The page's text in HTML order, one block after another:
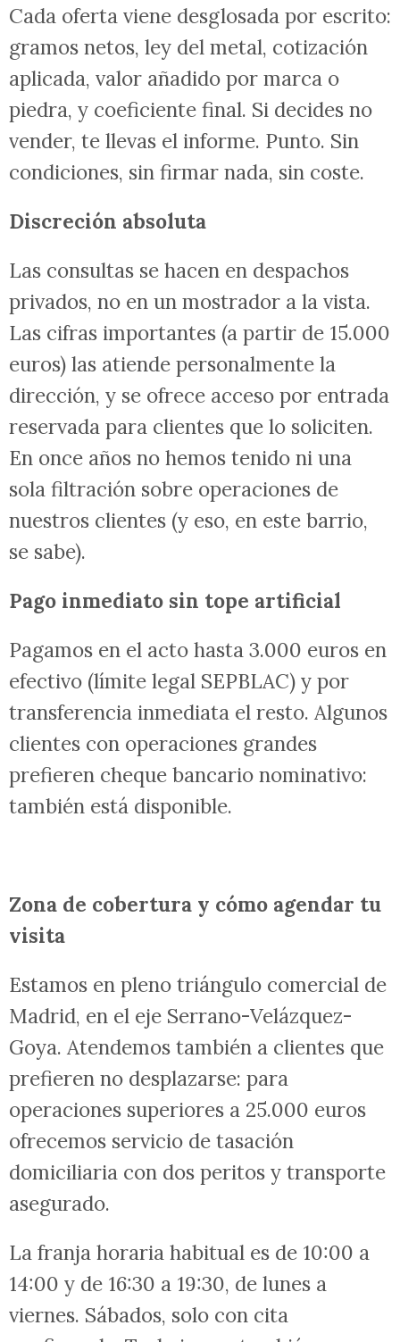
Cada oferta viene desglosada por escrito:
gramos netos, ley del metal, cotización
aplicada, valor añadido por marca o
piedra, y coeficiente final. Si decides no
vender, te llevas el informe. Punto. Sin
condiciones, sin firmar nada, sin coste.
Discreción absoluta
Las consultas se hacen en despachos
privados, no en un mostrador a la vista.
Las cifras importantes (a partir de 15.000
euros) las atiende personalmente la
dirección, y se ofrece acceso por entrada
reservada para clientes que lo soliciten.
En once años no hemos tenido ni una
sola filtración sobre operaciones de
nuestros clientes (y eso, en este barrio,
se sabe).
Pago inmediato sin tope artificial
Pagamos en el acto hasta 3.000 euros en
efectivo (límite legal SEPBLAC) y por
transferencia inmediata el resto. Algunos
clientes con operaciones grandes
prefieren cheque bancario nominativo:
también está disponible.
Zona de cobertura y cómo agendar tu
visita
Estamos en pleno triángulo comercial de
Madrid, en el eje Serrano-Velázquez-
Goya. Atendemos también a clientes que
prefieren no desplazarse: para
operaciones superiores a 25.000 euros
ofrecemos servicio de tasación
domiciliaria con dos peritos y transporte
asegurado.
La franja horaria habitual es de 10:00 a
14:00 y de 16:30 a 19:30, de lunes a
viernes. Sábados, solo con cita